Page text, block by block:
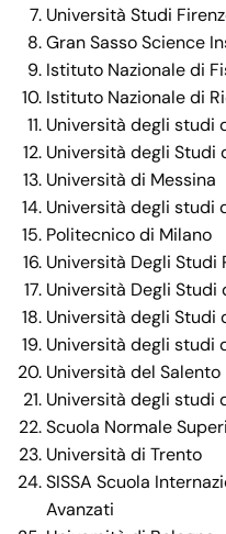
Università Studi
Gran Sasso Science
Istituto Nazionale di
Istituto Nazionale di
Università degli studi
Università degli Studi
Università di Messina
Università degli studi
Politecnico di Milano
Università Degli Studi
Università Degli Studi
Università degli Studi
Università degli studi
Università del Salento
Università degli studi
Scuola Normale
Università di Trento
SISSA Scuola
Avanzati